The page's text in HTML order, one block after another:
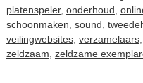
platenspeler, onderhoud
schoonmaken sound
veilingwebsites, verzamelaars,
zeldzaam zeldzame